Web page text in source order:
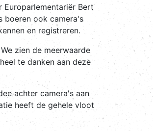
Europarlementariër Bert
boeren ook camera's
en registreren.
zien de meerwaarde
te danken aan deze
achter camera's aan
heeft de gehele vloot